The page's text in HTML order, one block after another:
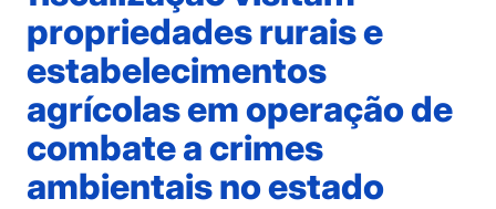
propriedades rurais e
estabelecimentos
agrícolas em operação de
combate a crimes
ambientais no estado